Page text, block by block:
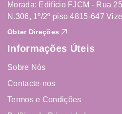
Morada: Edifício FJCM - Rua 25
N.306, 1º/2º piso 4815-647
Obter Direções
Informações Úteis
Sobre Nós
Contacte-nos
Termos e Condições